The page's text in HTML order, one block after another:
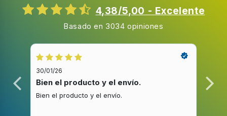
4,38/5,00 - Excelente
Basado en 3034 opiniones
30/01/26
Bien el producto y el envío.
Bien el producto y el envío.